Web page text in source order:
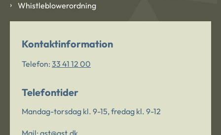
Whistleblowerordning
Kontaktinformation
Telefon: 33 41 12 00
Telefontider
Mandag-torsdag kl. 9-15, fredag kl. 9-12
Mail: ast@ast.dk